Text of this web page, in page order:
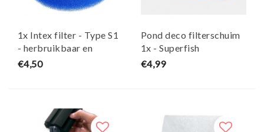
1x Intex filter - Type S1
- herbruikbaar en
uitwasbaar - Maja Koi
€4,50
Pond deco filterschuim
1x - Superfish
€4,99